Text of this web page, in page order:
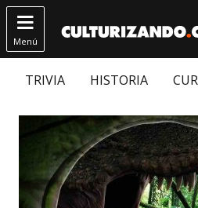

Menú
TRIVIA HISTORIA